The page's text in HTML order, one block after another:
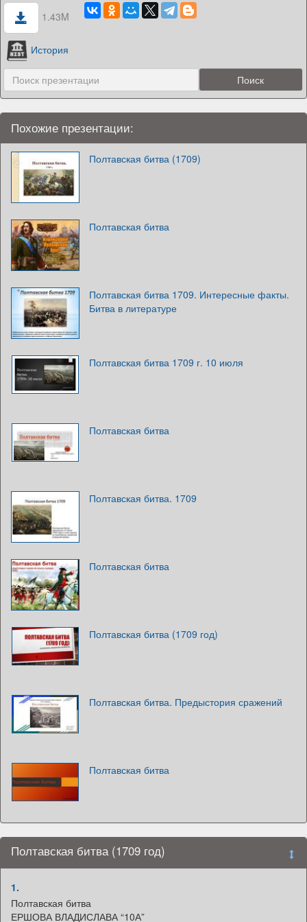
1.43M
История
Похожие презентации:
Полтавская битва (1709)
Полтавская битва
Полтавская битва 1709. Интересные факты.
Битва в литературе
Полтавская битва 1709 г. 10 июля
Полтавская битва
Полтавская битва. 1709
Полтавская битва
Полтавская битва (1709 год)
Полтавская битва. Предыстория сражений
Полтавская битва
Полтавская битва (1709 год)
1.
Полтавская битва
ЕРШОВА ВЛАДИСЛАВА “10А”